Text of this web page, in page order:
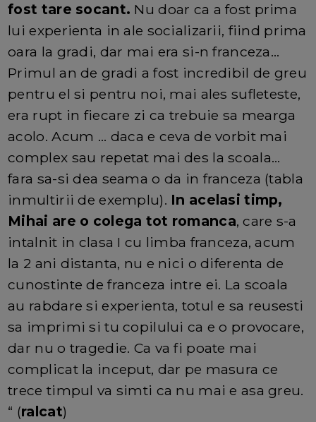
fost tare socant. Nu doar ca a fost prima
lui experienta in ale socializarii, fiind prima
oara la gradi, dar mai era si-n franceza...
Primul an de gradi a fost incredibil de greu
pentru el si pentru noi, mai ales sufleteste,
era rupt in fiecare zi ca trebuie sa mearga
acolo. Acum ... daca e ceva de vorbit mai
complex sau repetat mai des la scoala...
fara sa-si dea seama o da in franceza (tabla
inmultirii de exemplu). In acelasi timp,
Mihai are o colega tot romanca, care s-a
intalnit in clasa I cu limba franceza, acum
la 2 ani distanta, nu e nici o diferenta de
cunostinte de franceza intre ei. La scoala
au rabdare si experienta, totul e sa reusesti
sa imprimi si tu copilului ca e o provocare,
dar nu o tragedie. Ca va fi poate mai
complicat la inceput, dar pe masura ce
trece timpul va simti ca nu mai e asa greu.
“ (ralcat)